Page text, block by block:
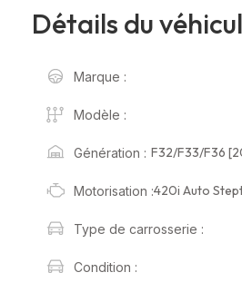
Détails du
Marque :
Modèle :
Génération : F32/F33/F36
Motorisation :420i Auto
Type de carrosserie :
Condition :